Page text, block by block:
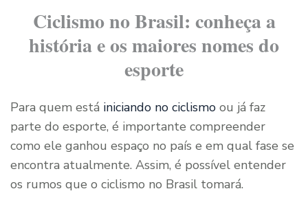
Ciclismo no Brasil: conheça a
história e os maiores nomes do
esporte
Para quem está iniciando no ciclismo ou já faz
parte do esporte, é importante compreender
como ele ganhou espaço no país e em qual fase se
encontra atualmente. Assim, é possível entender
os rumos que o ciclismo no Brasil tomará.